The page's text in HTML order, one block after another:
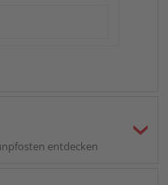
entdecken